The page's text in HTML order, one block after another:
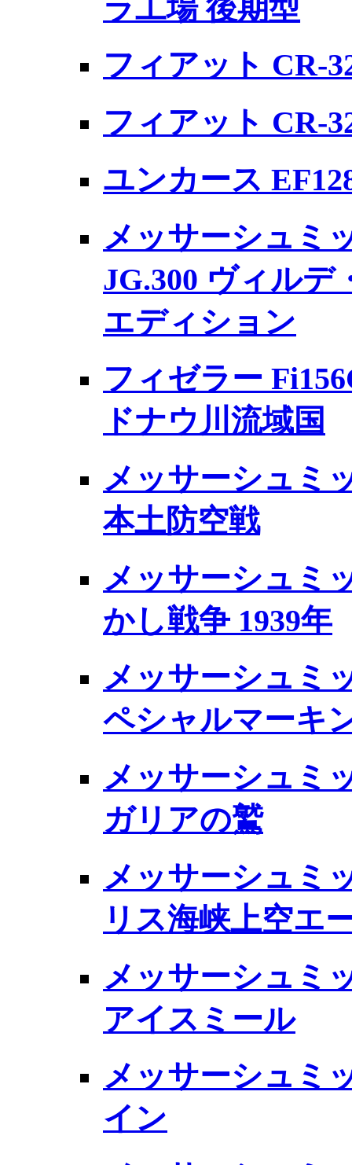
ラ工場 後期型
フィアット CR-
フィアット CR-
ユンカース
メッサーシュミ
JG.300 ヴィルデ
エディション
フィゼラー
ドナウ川流域国
メッサーシュミ
本土防空戦
メッサーシュミ
かし戦争 1939年
メッサーシュミ
ペシャルマーキ
メッサーシュミ
ガリアの鷲
メッサーシュミ
リス海峡上空エ
メッサーシュミ
アイスミール
メッサーシュミ
イン